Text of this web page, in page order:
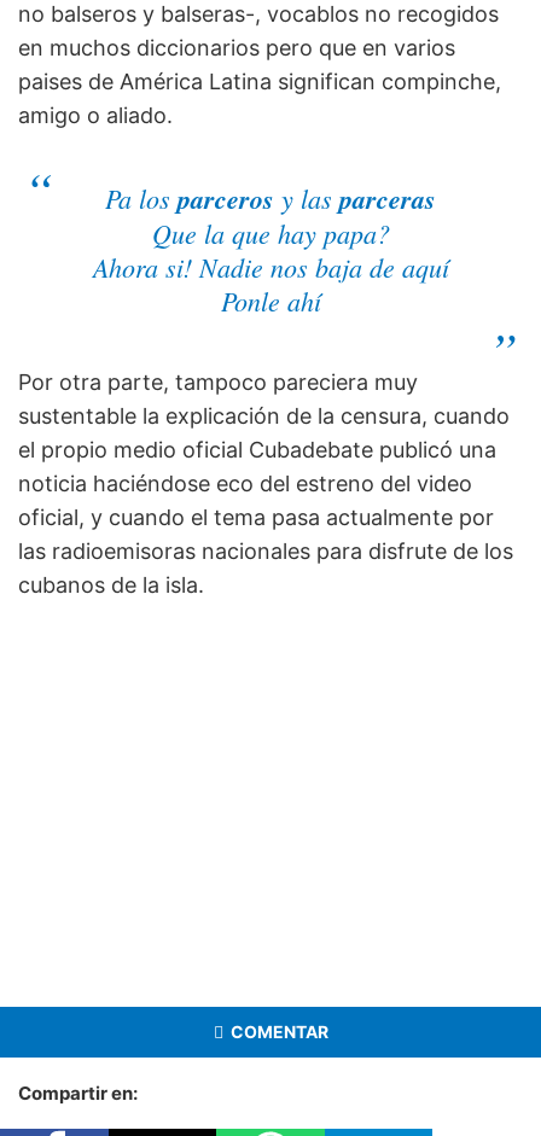
no balseros y balseras-, vocablos no recogidos
en muchos diccionarios pero que en varios
paises de América Latina significan compinche,
amigo o aliado.
Pa losparceros y lasparceras
Que la que hay papa?
Ahora si! Nadie nos baja de aquí
Ponle ahí
Por otra parte, tampoco pareciera muy
sustentable la explicación de la censura, cuando
el propio medio oficial Cubadebate publicó una
noticia haciéndose eco del estreno del video
oficial, y cuando el tema pasa actualmente por
las radioemisoras nacionales para disfrute de los
cubanos de la isla.
COMENTAR
Compartir en: